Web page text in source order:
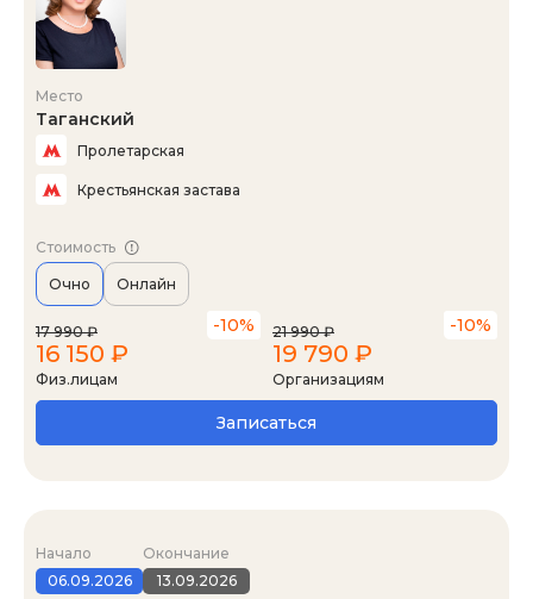
Место
Таганский
Пролетарская
Крестьянская застава
Стоимость
Очно Онлайн
17 990 ₽ -10%
16 150 ₽
Физ.лицам
21 990 ₽ -10%
19 790 ₽
Организациям
Записаться
Начало
06.09.2026
Окончание
13.09.2026